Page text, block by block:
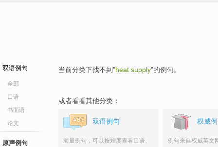
双语例句
全部
口语
书面语
论文
原声例句
当前分类下找不到"heat supply"的例句。
或者看看其他分类：
双语例句
海量例句，可以按难度查看口语、
权威
例句来自权威英文